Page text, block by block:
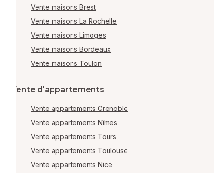
Vente maisons Brest
Vente maisons La Rochelle
Vente maisons Limoges
Vente maisons Bordeaux
Vente maisons Toulon
Vente d'appartements
Vente appartements Grenoble
Vente appartements Nîmes
Vente appartements Tours
Vente appartements Toulouse
Vente appartements Nice